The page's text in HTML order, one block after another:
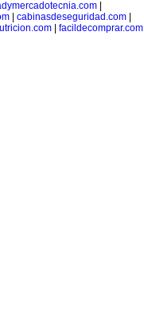
|
| cabinasdeseguridad.com|
facildecomprar.com